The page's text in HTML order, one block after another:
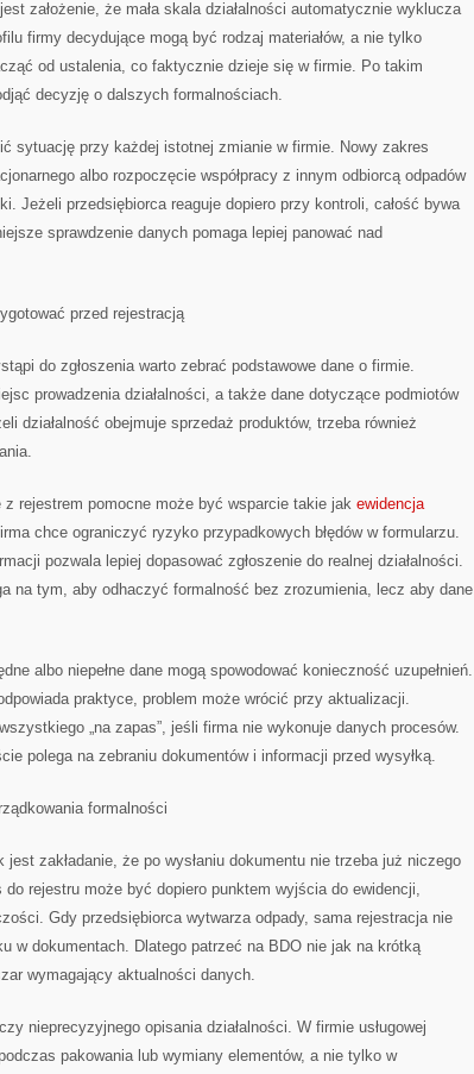
założenie, że mała skala działalności automatycznie wyklucza
firmy decydujące mogą być rodzaj materiałów, a nie tylko
od ustalenia, co faktycznie dzieje się w firmie. Po takim
decyzję o dalszych formalnościach.
sytuację przy każdej istotnej zmianie w firmie. Nowy zakres
albo rozpoczęcie współpracy z innym odbiorcą odpadów
Jeżeli przedsiębiorca reaguje dopiero przy kontroli, całość bywa
sprawdzenie danych pomaga lepiej panować nad
przed rejestracją
do zgłoszenia warto zebrać podstawowe dane o firmie.
prowadzenia działalności, a także dane dotyczące podmiotów
działalność obejmuje sprzedaż produktów, trzeba również
rejestrem pomocne może być wsparcie takie jak ewidencja
chce ograniczyć ryzyko przypadkowych błędów w formularzu.
pozwala lepiej dopasować zgłoszenie do realnej działalności.
na tym, aby odhaczyć formalność bez zrozumienia, lecz aby dane
albo niepełne dane mogą spowodować konieczność uzupełnień.
praktyce, problem może wrócić przy aktualizacji.
„na zapas”, jeśli firma nie wykonuje danych procesów.
polega na zebraniu dokumentów i informacji przed wysyłką.
formalności
jest zakładanie, że po wysłaniu dokumentu nie trzeba już niczego
rejestru może być dopiero punktem wyjścia do ewidencji,
Gdy przedsiębiorca wytwarza odpady, sama rejestracja nie
w dokumentach. Dlatego patrzeć na BDO nie jak na krótką
wymagający aktualności danych.
nieprecyzyjnego opisania działalności. W firmie usługowej
pakowania lub wymiany elementów, a nie tylko w